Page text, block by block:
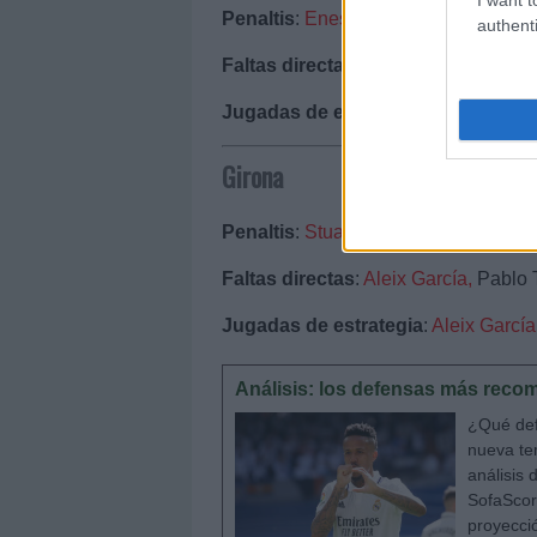
Penaltis: Enes Ünal;
Faltas directas
Jugadas de estrategia : Arambarri;
Girona
Penaltis: Stuani,
Faltas directas: Aleix García, Pablo
Jugadas de estrategia: Aleix
Análisis: los defensas más
¿Qué
nueva
análisis